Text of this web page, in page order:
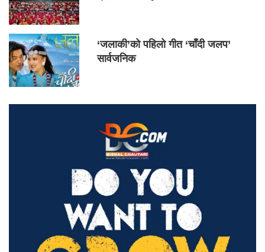
‘जलाकी’को पहिलो गीत ‘चाँदी जलप’
सार्वजनिक